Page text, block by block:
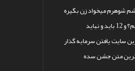
شوهرم میخواد زن بگیره